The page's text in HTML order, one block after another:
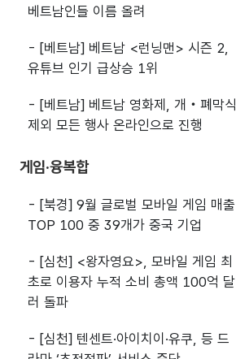
베트남인들 이름 올려
- [베트남] 베트남 <런닝맨> 시즌 2,
유튜브 인기 급상승 1위
- [베트남] 베트남 영화제, 개‧폐막식
제외 모든 행사 온라인으로 진행
게임·융복합
- [북경] 9월 글로벌 모바일 게임 매출
TOP 100 중 39개가 중국 기업
- [심천] <왕자영요>, 모바일 게임 최
초로 이용자 누적 소비 총액 100억 달
러 돌파
- [심천] 텐센트·아이치이·유쿠, 등 드